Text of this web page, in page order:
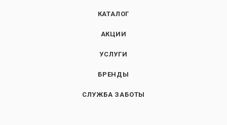
КАТАЛОГ
АКЦИИ
УСЛУГИ
БРЕНДЫ
СЛУЖБА ЗАБОТЫ